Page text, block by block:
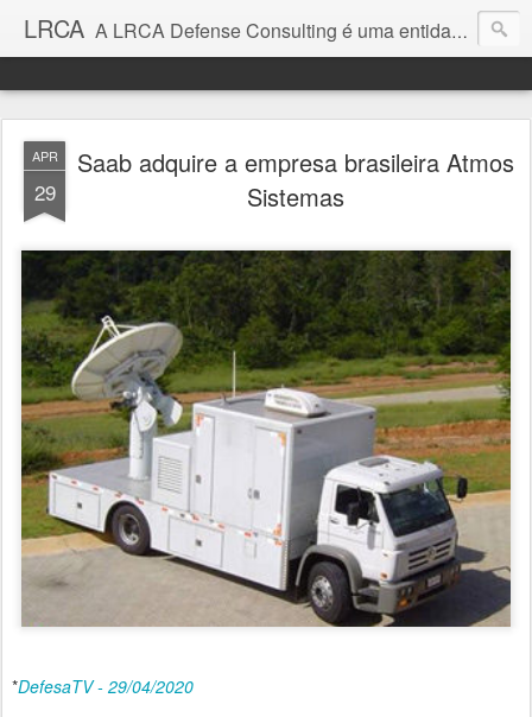
LRCA A LRCA Defense Consulting é uma entidade sem fins lucrativos que se dedica a produzir e divulgar notícias e análises sobre as Empresas de Defesa. Não somos jornalistas e nem este é um blog jornalístico.
APR
29
Saab adquire a empresa brasileira Atmos
Sistemas
*DefesaTV - 29/04/2020